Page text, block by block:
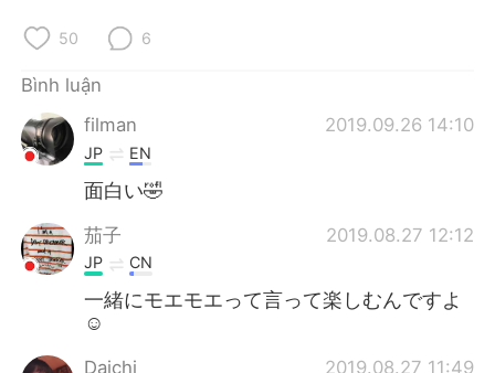
Deutsch
ไทย
50 6
Bình luận
filman
2019.09.26 14:10
JP EN
面白い🤣
茄子 2019.08.27 12:12
JP CN
一緒にモエモエって言って楽しむんですよ
☺
Daichi 2019.08.27 11:49